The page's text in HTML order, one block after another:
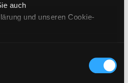
auch
und unseren Cookie-
TO CART